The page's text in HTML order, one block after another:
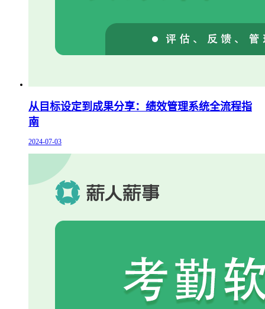
从目标设定到成果分享：绩效管理系统全流程指
南
2024-07-03